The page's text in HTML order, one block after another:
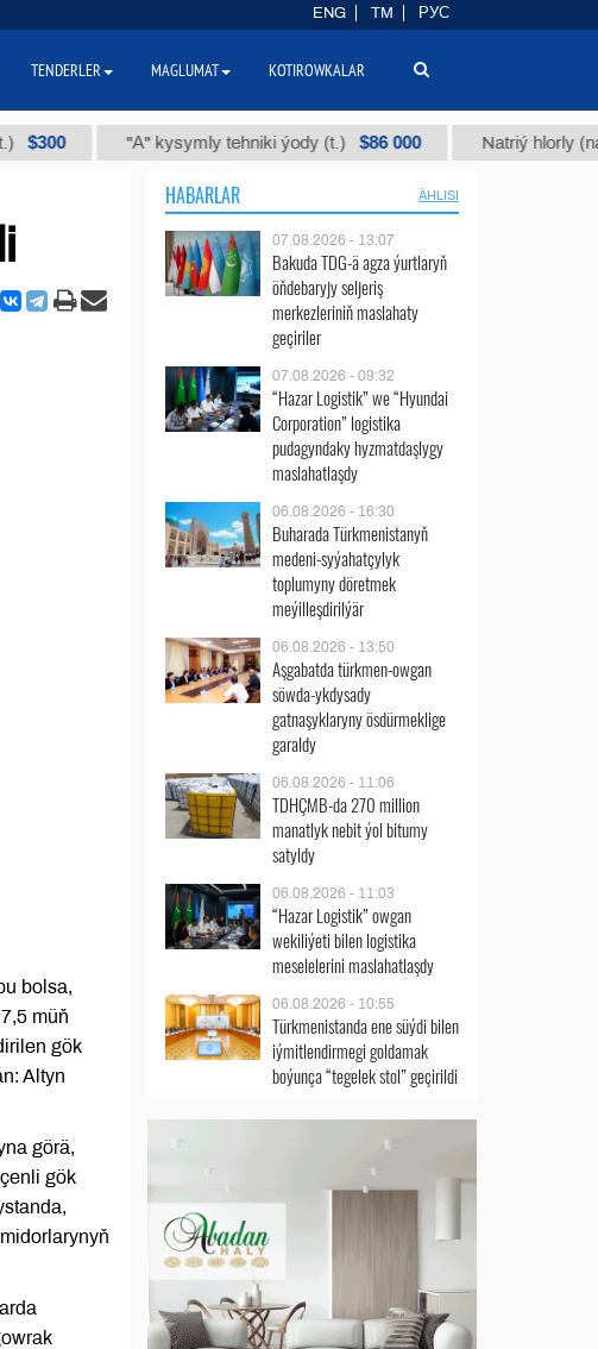
"А" kysymly tehniki ýody (t.) $86 000 Natriý hlorly (nahar
bolsa,
müň
gök
Altyn
görä,
gök
HABARLAR ÄHLISI
07.08.2026 - 13:07
Bakuda TDG-ä agza ýurtlaryň
öňdebaryjy seljeriş
merkezleriniň maslahaty
geçiriler
07.08.2026 - 09:32
“Hazar Logistik” we “Hyundai
Corporation” logistika
pudagyndaky hyzmatdaşlygy
maslahatlaşdy
06.08.2026 - 16:30
Buharada Türkmenistanyň
medeni-syýahatçylyk
toplumyny döretmek
meýilleşdirilýär
06.08.2026 - 13:50
Aşgabatda türkmen-owgan
söwda-ykdysady
gatnaşyklaryny ösdürmeklige
garaldy
06.08.2026 - 11:06
TDHÇMB-da 270 million
manatlyk nebit ýol bitumy
satyldy
06.08.2026 - 11:03
“Hazar Logistik” owgan
wekiliýeti bilen logistika
meselelerini maslahatlaşdy
06.08.2026 - 10:55
Türkmenistanda ene süýdi bilen
iýmitlendirmegi goldamak
boýunça “tegelek stol” geçirildi
ENG TM РУС
TENDERLER MAGLUMAT KOTIROWKALAR